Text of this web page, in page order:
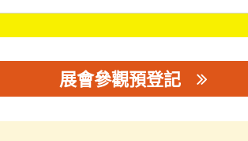
展會參觀預登記